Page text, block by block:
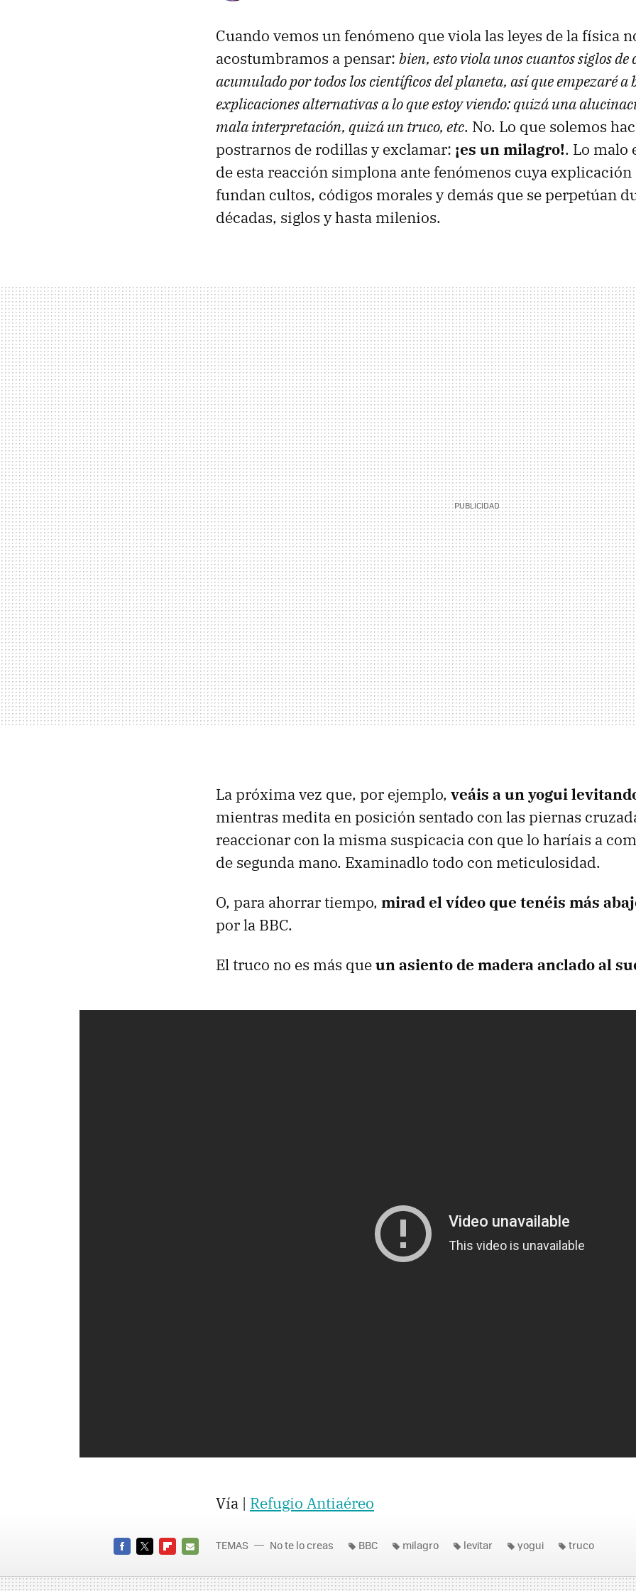
Cuando vemos un fenómeno que viola las leyes de la física
acostumbramos a pensar: bien, esto viola unos cuantos siglos
acumulado por todos los científicos del planeta, así que empezaré a
explicaciones alternativas a lo que estoy viendo: quizá una
mala interpretación, quizá un truco, etc. No. Lo que solemos
postrarnos de rodillas y exclamar: ¡es un milagro!. Lo malo
de esta reacción simplona ante fenómenos cuya
fundan cultos, códigos morales y demás que se perpetúan
décadas, siglos y hasta milenios.
La próxima vez que, por ejemplo, veáis a un yogui
mientras medita en posición sentado con las piernas
reaccionar con la misma suspicacia con que lo haríais a
de segunda mano. Examinadlo todo con meticulosidad.
O, para ahorrar tiempo, mirad el vídeo que tenéis más
por la BBC.
El truco no es más queun asiento de madera anclado al
Vía | Refugio Antiaéreo
MAIL
TEMAS No te lo creas BBC milagro levitar yogui truco